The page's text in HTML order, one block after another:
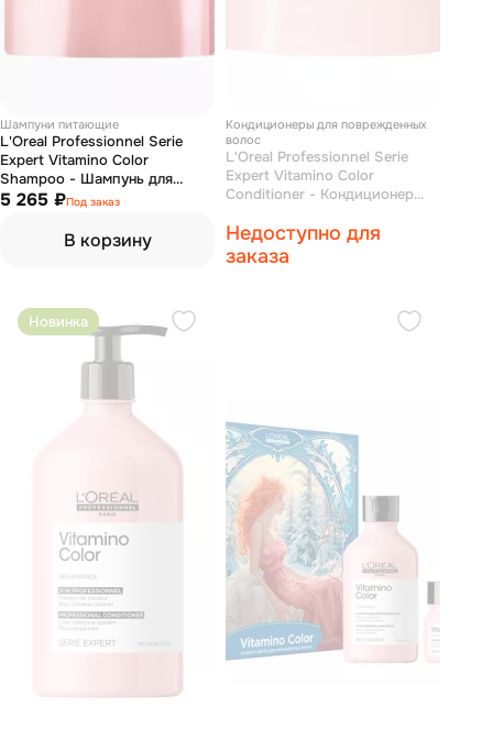
Шампуни питающие
L'Oreal Professionnel Serie
Expert Vitamino Color
Shampoo - Шампунь для
окрашенных волос 1000 мл
5 265 ₽Под заказ
В корзину
Кондиционеры для поврежденных
волос
L'Oreal Professionnel Serie
Expert Vitamino Color
Conditioner - Кондиционер
(мягкая упаковка)
Недоступно для
заказа
Новинка